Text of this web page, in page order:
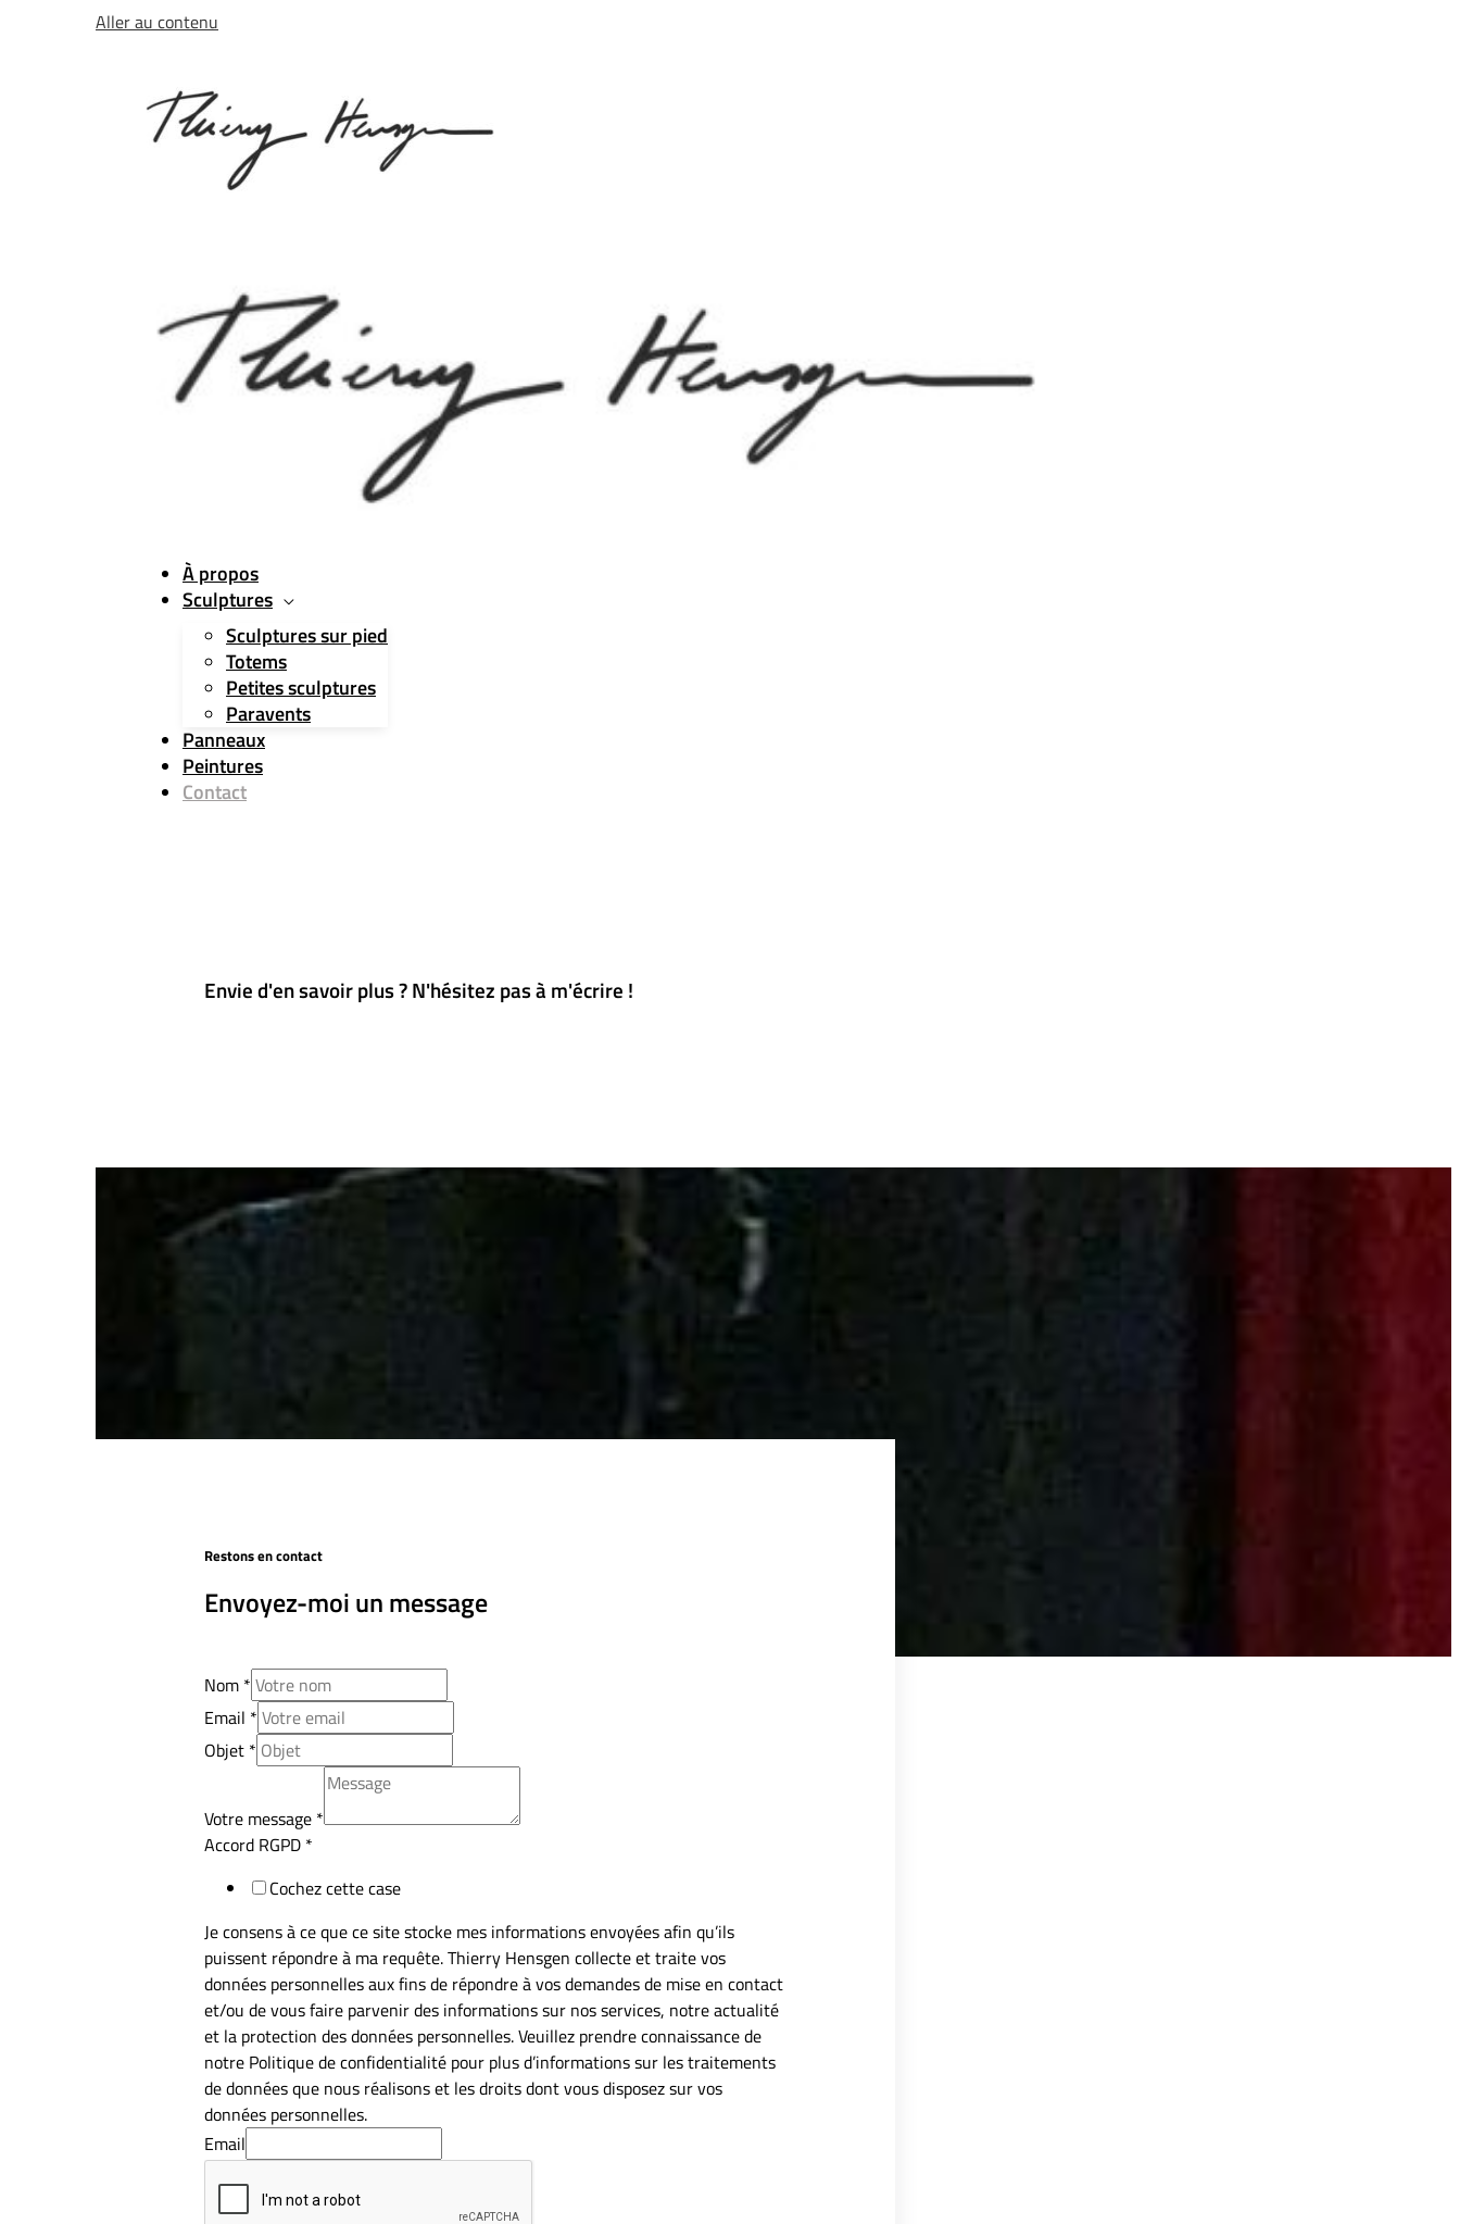
Aller au contenu
À propos
Sculptures
Sculptures sur pied
Totems
Petites sculptures
Paravents
Panneaux
Peintures
Contact
Envie d'en savoir plus ? N'hésitez pas à m'écrire !
Restons en contact
Envoyez-moi un message
Nom *
Email *
Objet *
Votre message *
Accord RGPD *
Cochez cette case
Je consens à ce que ce site stocke mes informations envoyées afin qu’ils
puissent répondre à ma requête. Thierry Hensgen collecte et traite vos
données personnelles aux fins de répondre à vos demandes de mise en contact
et/ou de vous faire parvenir des informations sur nos services, notre actualité
et la protection des données personnelles. Veuillez prendre connaissance de
notre Politique de confidentialité pour plus d’informations sur les traitements
de données que nous réalisons et les droits dont vous disposez sur vos
données personnelles.
Email